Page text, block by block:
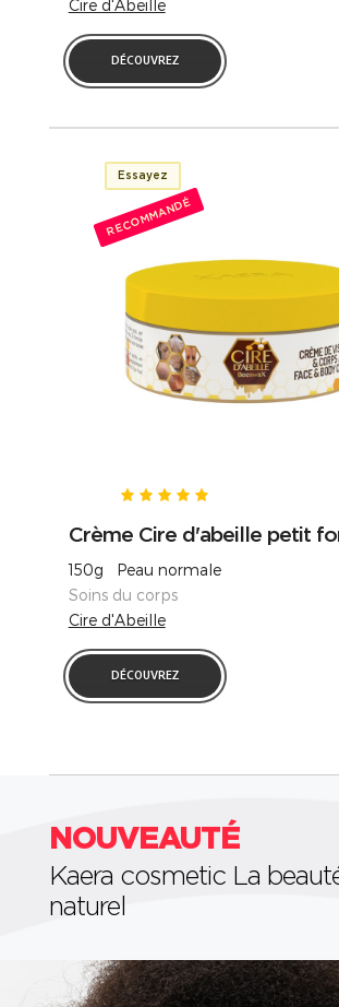
Cire d'Abeille
DÉCOUVREZ
Essayez
RECOMMANDÉ
Crème Cire d'abeille petit
150g Peau normale
Soins du corps
Cire d'Abeille
DÉCOUVREZ
NOUVEAUTÉ
Kaera cosmetic La
naturel